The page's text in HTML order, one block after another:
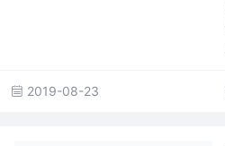
2019-08-23